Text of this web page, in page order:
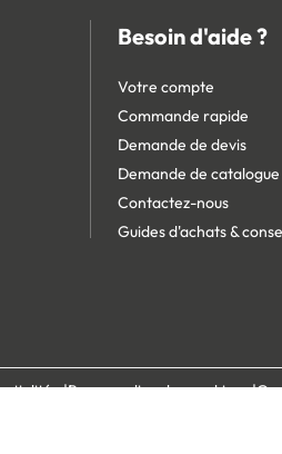
Besoin d'aide ?
Votre compte
Commande rapide
Demande de devis
Demande de catalogue
Contactez-nous
Guides d'achats &
Personnaliser les cookies